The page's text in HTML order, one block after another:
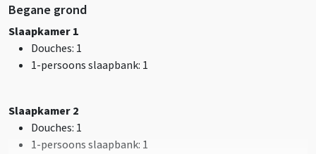
Faciliteiten (Buiten)
Terras
Tuinmeubilair
Jeu de boules
Voetbal-kooi/veld
Speelveld
Sanitair
Begane grond
Slaapkamer 1
Douches: 1
1-persoons slaapbank: 1
Slaapkamer 2
Douches: 1
1-persoons slaapbank: 1